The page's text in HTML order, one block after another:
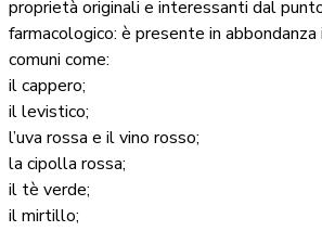
proprietà originali e interessanti dal
farmacologico: è presente in
comuni come:
il cappero;
il levistico;
l’uva rossa e il vino rosso;
la cipolla rossa;
il tè verde;
il mirtillo;